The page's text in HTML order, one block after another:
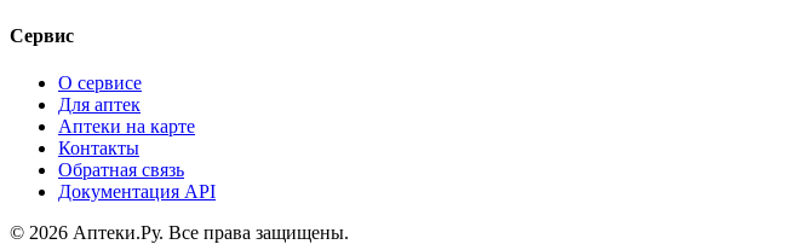
Сервис
О сервисе
Для аптек
Аптеки на карте
Контакты
Обратная связь
Документация API
© 2026 Аптеки.Ру. Все права защищены.